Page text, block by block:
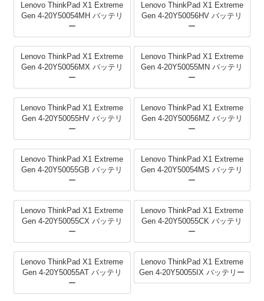
Lenovo ThinkPad X1 Extreme
Gen 4-20Y50054MH バッテリ
ー
Lenovo ThinkPad X1 Extreme
Gen 4-20Y50056HV バッテリ
ー
Lenovo ThinkPad X1 Extreme
Gen 4-20Y50056MX バッテリ
ー
Lenovo ThinkPad X1 Extreme
Gen 4-20Y50055MN バッテリ
ー
Lenovo ThinkPad X1 Extreme
Gen 4-20Y50055HV バッテリ
ー
Lenovo ThinkPad X1 Extreme
Gen 4-20Y50056MZ バッテリ
ー
Lenovo ThinkPad X1 Extreme
Gen 4-20Y50055GB バッテリ
ー
Lenovo ThinkPad X1 Extreme
Gen 4-20Y50054MS バッテリ
ー
Lenovo ThinkPad X1 Extreme
Gen 4-20Y50055CX バッテリ
ー
Lenovo ThinkPad X1 Extreme
Gen 4-20Y50055CK バッテリ
ー
Lenovo ThinkPad X1 Extreme
Gen 4-20Y50055AT バッテリ
ー
Lenovo ThinkPad X1 Extreme
Gen 4-20Y50055IX バッテリー